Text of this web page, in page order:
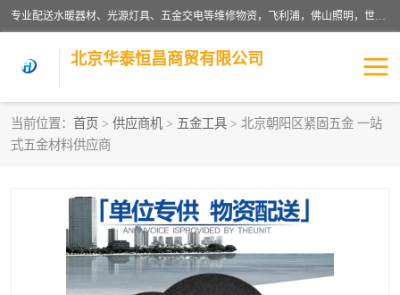
专业配送水暖器材、光源灯具、五金交电等维修物资，飞利浦，佛山照明，世达，博世，九牧，特陶等各产品涉及国内外知名品牌。公司专注与物业、学校、酒店、工厂等单位合作，提供一站式配送服务，降低客户综合成本。依托电子商务改变传统模式，以专业的团队为客户提供24H物资配送到达，货到月结、统一开票，便捷退换等服务，提高了企业的运营效率。
北京华泰恒昌商贸有限公司
当前位置： 首页 > 供应商机 > 五金工具 > 北京朝阳区紧固五金 一站
式五金材料供应商
水暖阀门
五金工具 涂料辅材